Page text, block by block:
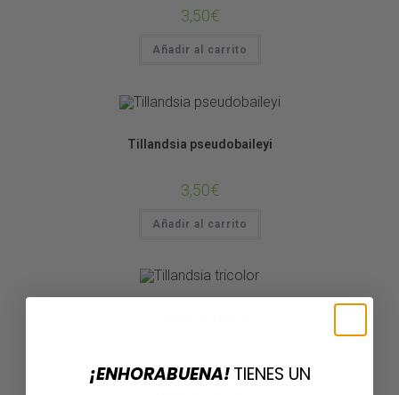
3,50€
Añadir al carrito
Tillandsia pseudobaileyi
3,50€
Añadir al carrito
7,50€
¡ENHORABUENA! TIENES UN